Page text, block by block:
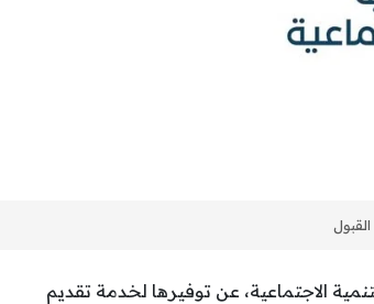
الاجتماعية، عن توفيرها لخدمة تقديم